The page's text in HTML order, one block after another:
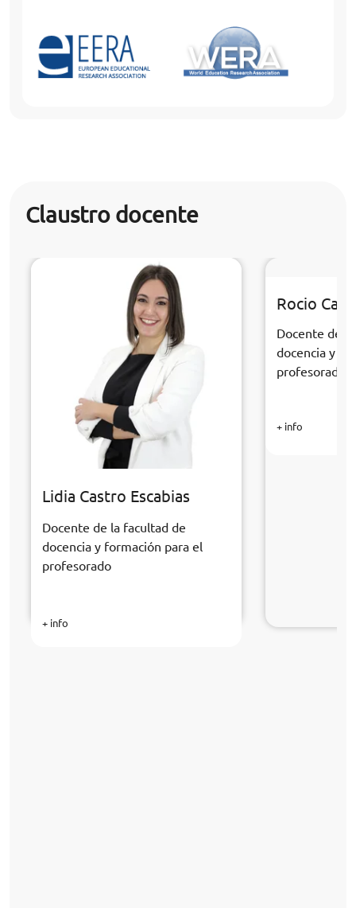
Claustro docente
Lidia Castro Escabias
Docente de la facultad de
docencia y formación para el
profesorado
+ info
Rocio
Docente de
docencia y
profesorado
+ info